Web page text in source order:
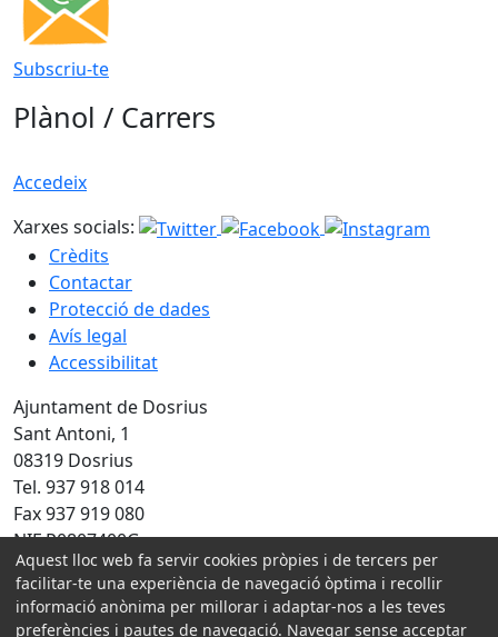
Subscriu-te
Plànol / Carrers
Accedeix
Xarxes socials:
Crèdits
Contactar
Protecció de dades
Avís legal
Accessibilitat
Ajuntament de Dosrius
Sant Antoni, 1
08319 Dosrius
Tel. 937 918 014
Fax 937 919 080
NIF P0807400G
Amb la col·laboració de:
Aquest lloc web fa servir cookies pròpies i de tercers per
facilitar-te una experiència de navegació òptima i recollir
informació anònima per millorar i adaptar-nos a les teves
preferències i pautes de navegació. Navegar sense acceptar